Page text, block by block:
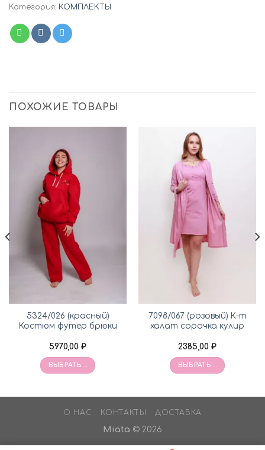
Категория: КОМПЛЕКТЫ
ПОХОЖИЕ ТОВАРЫ
5324/026 (красный)
Костюм футер брюки
5970,00 ₽
ВЫБРАТЬ ...
7098/067 (розовый) К-т
халат сорочка кулир
2385,00 ₽
ВЫБРАТЬ ...
О НАС КОНТАКТЫ ДОСТАВКА
Miata © 2026